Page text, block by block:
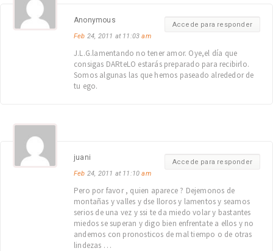
Accede para responder
Anonymous
Feb 24, 2011 at 11:03am
J.L.G.lamentando no tener amor. Oye,el día que
consigas DARteLO estarás preparado para recibirlo.
Somos algunas las que hemos paseado alrededor de
tu ego.
Accede para responder
juani
Feb 24, 2011 at 11:10am
Pero por favor , quien aparece ? Dejemonos de
montañas y valles y dse lloros y lamentos y seamos
serios de una vez y ssi te da miedo volar y bastantes
miedos se superan y digo bien enfrentate a ellos y no
andemos con pronosticos de mal tiempo o de otras
lindezas …